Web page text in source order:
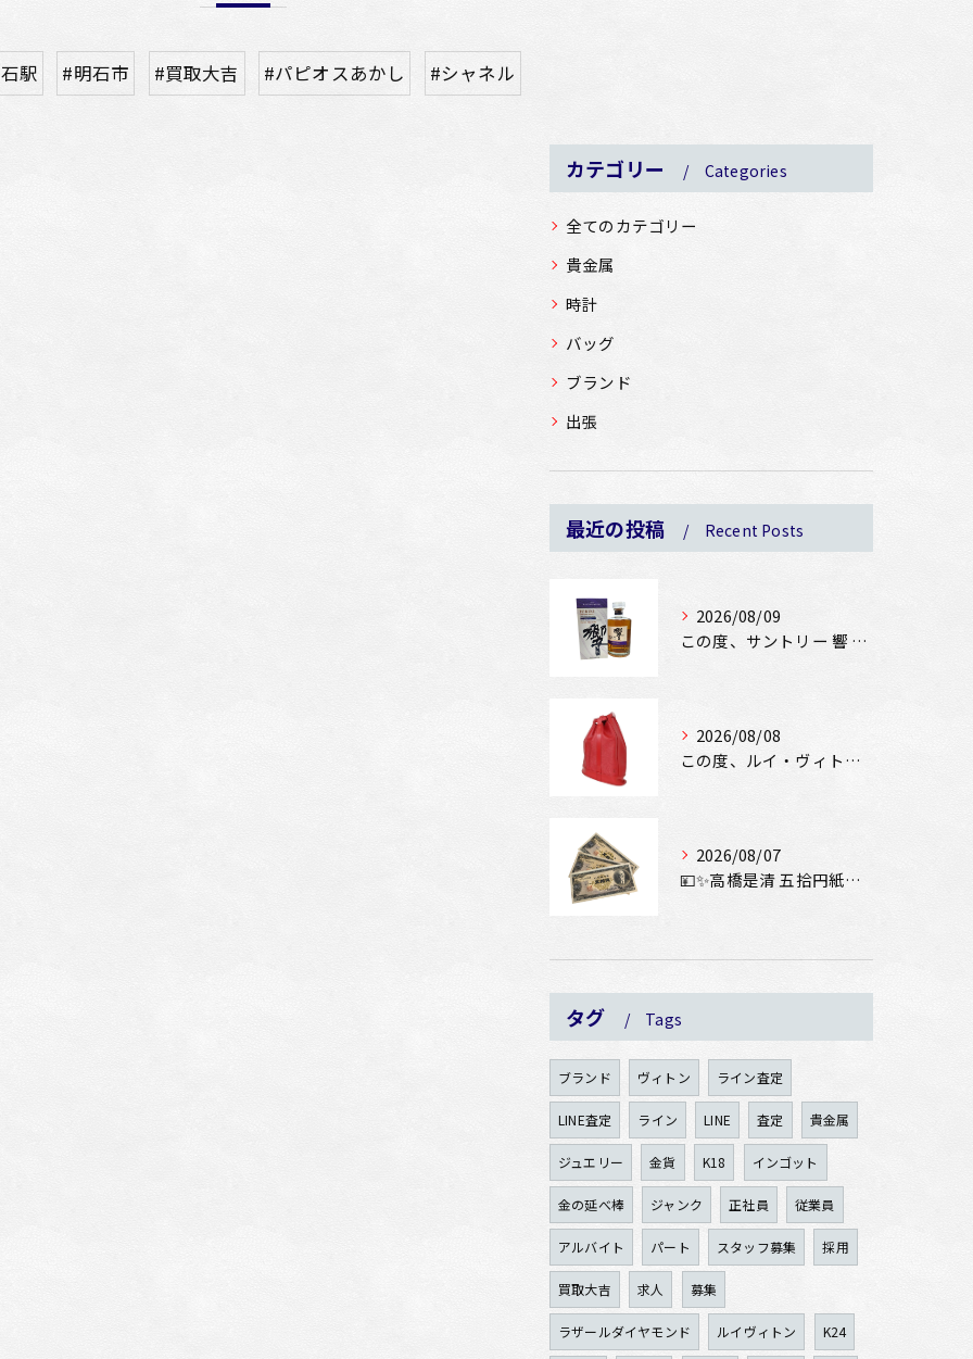
駅 #明石市 #買取大吉 #パピオスあかし #シャネル
カテゴリー Categories
全てのカテゴリー
貴金属
時計
バッグ
ブランド
出張
最近の投稿 Recent Posts
2026/08/09
この度、サントリー 響 ジャパニーズハーモニー マスターズセ...
2026/08/08
この度、ルイ・ヴィトン エピ ランドネPMをお買取りさせてい...
2026/08/07
💴✨高橋是清 五拾円紙幣をお買取りさせていただきました✨💴
タグ Tags
ブランド ヴィトン ライン査定
LINE査定 ライン LINE 査定 貴金属
ジュエリー 金貨 K18 インゴット
金の延べ棒 ジャンク 正社員 従業員
アルバイト パート スタッフ募集 採用
買取大吉 求人 募集
ラザールダイヤモンド ルイヴィトン K24